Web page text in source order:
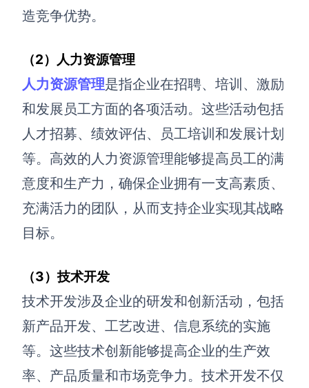
造竞争优势。
（2）人力资源管理
人力资源管理是指企业在招聘、培训、激励
和发展员工方面的各项活动。这些活动包括
人才招募、绩效评估、员工培训和发展计划
等。高效的人力资源管理能够提高员工的满
意度和生产力，确保企业拥有一支高素质、
充满活力的团队，从而支持企业实现其战略
目标。
（3）技术开发
技术开发涉及企业的研发和创新活动，包括
新产品开发、工艺改进、信息系统的实施
等。这些技术创新能够提高企业的生产效
率、产品质量和市场竞争力。技术开发不仅